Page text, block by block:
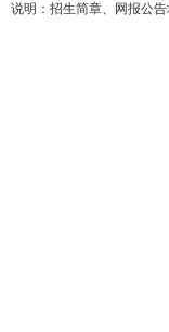
说明：招生简章、网报公